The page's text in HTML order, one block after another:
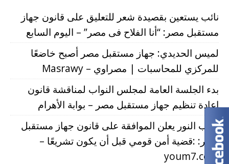
نائب يستعين بقصيدة شعر للتعليق على قانون جهاز
مستقبل مصر: “أنا الفلاح فى مصر” – اليوم السابع
لميس الحديدي: جهاز مستقبل مصر أصبح خاضعًا
للمركزي للمحاسبات | مصراوي – Masrawy
بدء الجلسة العامة لمجلس النواب لمناقشة قانون
إعادة تنظيم جهاز مستقبل مصر – بوابة الأهرام
حزب النور يعلن الموافقة على قانون جهاز مستقبل
مصر: :قضية أمن قومي قبل أن يكون تشريعًا –
youm7.com